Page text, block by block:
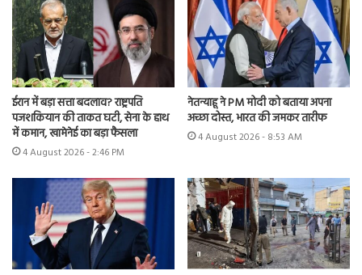
ईरान में बड़ा सत्ता बदलाव? राष्ट्रपति
पजशकियान की ताकत घटी, सेना के हाथ
में कमान, खामेनेई का बड़ा फैसला
4 August 2026 - 2:46 PM
नेतन्याहू ने PM मोदी को बताया अपना
अच्छा दोस्त, भारत की जमकर तारीफ
4 August 2026 - 8:53 AM